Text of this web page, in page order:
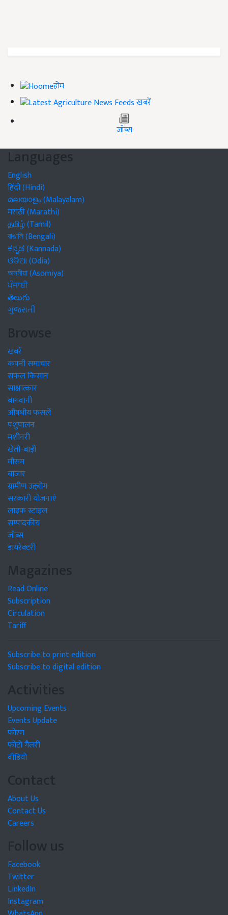
होम
ख़बरें
जॉब्स
Languages
English
हिंदी (Hindi)
മലയാളം (Malayalam)
मराठी (Marathi)
தமிழ் (Tamil)
বাঙালি (Bengali)
ಕನ್ನಡ (Kannada)
ଓଡିଆ (Odia)
অসমীয়া (Asomiya)
ਪੰਜਾਬੀ
తెలుగు
ગુજરાતી
Browse
खबरें
कंपनी समाचार
सफल किसान
साक्षात्कार
बागवानी
औषधीय फसलें
पशुपालन
मशीनरी
खेती-बाड़ी
मौसम
बाजार
ग्रामीण उद्द्योग
सरकारी योजनाएं
लाइफ स्टाइल
सम्पादकीय
जॉब्स
डायरेक्टरी
Magazines
Read Online
Subscription
Circulation
Tariff
Subscribe to print edition
Subscribe to digital edition
Activities
Upcoming Events
Events Update
फोरम
फोटो गैलरी
वीडियो
Contact
About Us
Contact Us
Careers
Follow us
Facebook
Twitter
LinkedIn
Instagram